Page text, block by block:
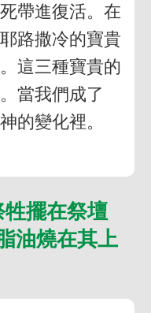
帶進復活。在
路撒冷的寶貴
這三種寶貴的
當我們成了
的變化裡。
擺在祭壇
油燒在其上